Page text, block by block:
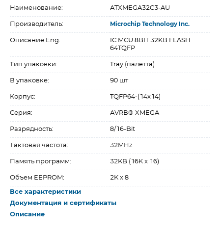
Наименование: ATXMEGA32C3-AU
Производитель: Microchip Technology Inc.
Описание Eng:
IC MCU 8BIT 32KB FLASH
64TQFP
Тип упаковки: Tray (палетта)
В упаковке: 90 шт
Корпус: TQFP64-(14x14)
Серия: AVRВ® XMEGA
Разрядность: 8/16-Bit
Тактовая частота: 32MHz
Память программ: 32KB (16K x 16)
Объем EEPROM: 2K x 8
Все характеристики
Документация и сертификаты
Описание